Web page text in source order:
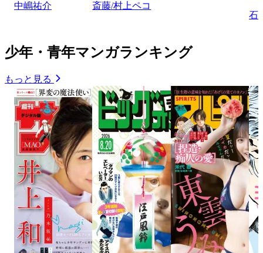
中嶋祐介
斎藤/村上ペコ
石
少年・青年マンガランキング
もっと見る